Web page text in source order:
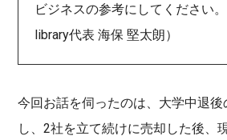
ビジネスの参考にしてください
library代表 海保 堅太朗）
今回お話を伺ったのは、大学中退
し、2社を立て続けに売却した後、